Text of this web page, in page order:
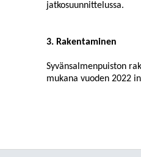
jatkosuunnittelussa.
3. Rakentaminen
Syvänsalmenpuiston
mukana vuoden 2022